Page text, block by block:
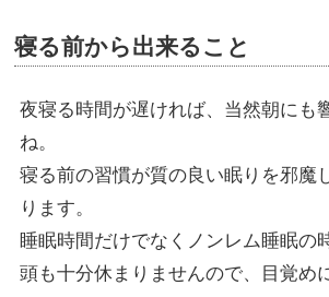
寝る前から出来ること
夜寝る時間が遅ければ、当然朝にも
ね。
寝る前の習慣が質の良い眠りを邪魔
ります。
睡眠時間だけでなくノンレム睡眠の
頭も十分休まりませんので、目覚め